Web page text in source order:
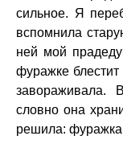
сильное. Я
вспомнила
ней мой
фуражке
завораживала.
словно она
решила: фуражка